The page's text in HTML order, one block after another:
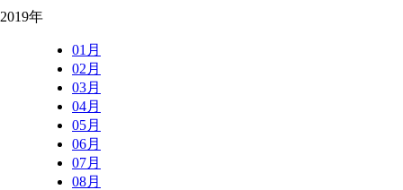
2019年
01月
02月
03月
04月
05月
06月
07月
08月